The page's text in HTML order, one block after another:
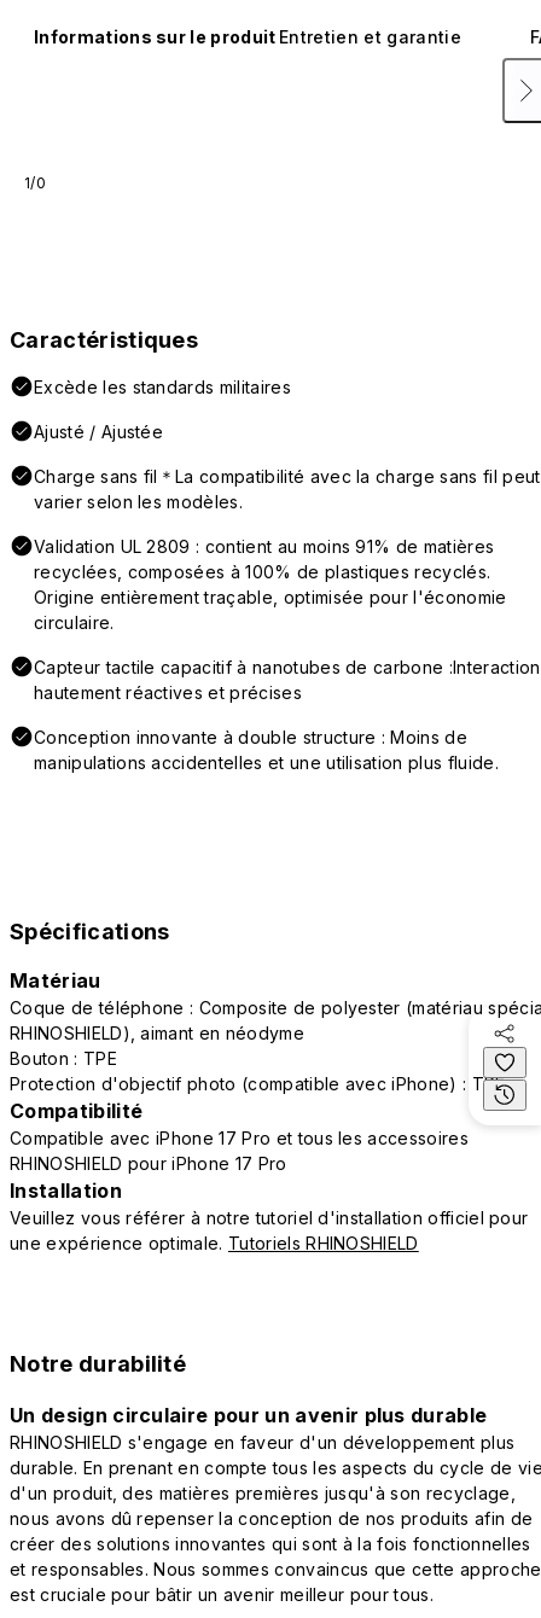
Informations sur le produit Entretien et garantie
1/0
Caractéristiques
Excède les standards militaires
Ajusté / Ajustée
Charge sans fil＊La compatibilité avec la charge sans fil peut
varier selon les modèles.
Validation UL 2809 : contient au moins 91% de matières
recyclées, composées à 100% de plastiques recyclés.
Origine entièrement traçable, optimisée pour l'économie
circulaire.
Capteur tactile capacitif à nanotubes de carbone
hautement réactives et précises
Conception innovante à double structure : Moins de
manipulations accidentelles et une utilisation plus fluide.
Spécifications
Matériau
Coque de téléphone : Composite de polyester (matériau
RHINOSHIELD), aimant en néodyme
Bouton : TPE
Protection d'objectif photo (compatible avec iPhone) : TPE
Compatibilité
Compatible avec iPhone 17 Pro et tous les accessoires
RHINOSHIELD pour iPhone 17 Pro
Installation
Veuillez vous référer à notre tutoriel d'installation officiel pour
une expérience optimale. Tutoriels RHINOSHIELD
Notre durabilité
Un design circulaire pour un avenir plus durable
RHINOSHIELD s'engage en faveur d'un développement plus
durable. En prenant en compte tous les aspects du cycle de
d'un produit, des matières premières jusqu'à son recyclage,
nous avons dû repenser la conception de nos produits afin de
créer des solutions innovantes qui sont à la fois fonctionnelles
et responsables. Nous sommes convaincus que cette approche
est cruciale pour bâtir un avenir meilleur pour tous.